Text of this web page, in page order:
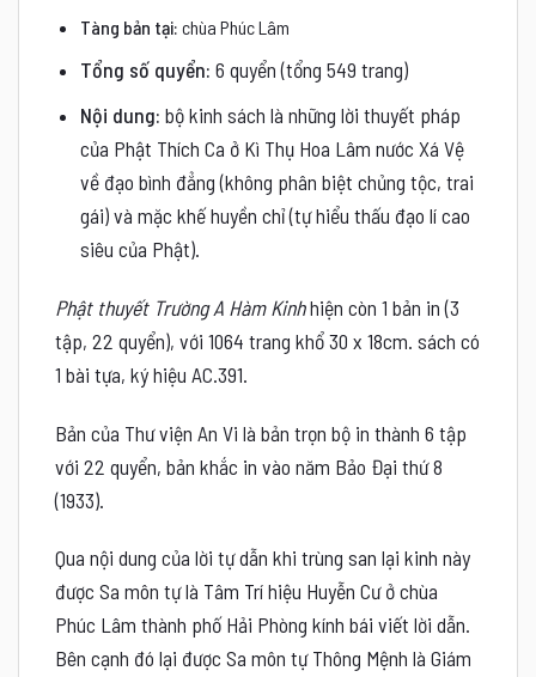
Tàng bản tại: chùa Phúc Lâm
Tổng số quyển: 6 quyển (tổng 549 trang)
Nội dung: bộ kinh sách là những lời thuyết pháp
của Phật Thích Ca ở Kì Thụ Hoa Lâm nước Xá Vệ
về đạo bình đẳng (không phân biệt chủng tộc, trai
gái) và mặc khế huyền chỉ (tự hiểu thấu đạo lí cao
siêu của Phật).
Phật thuyết Trường A Hàm Kinhhiện còn 1 bản in (3
tập, 22 quyển), với 1064 trang khổ 30 x 18cm. sách có
1 bài tựa, ký hiệu AC.391.
Bản của Thư viện An Vi là bản trọn bộ in thành 6 tập
với 22 quyển, bản khắc in vào năm Bảo Đại thứ 8
(1933).
Qua nội dung của lời tự dẫn khi trùng san lại kinh này
được Sa môn tự là Tâm Trí hiệu Huyễn Cư ở chùa
Phúc Lâm thành phố Hải Phòng kính bái viết lời dẫn.
Bên cạnh đó lại được Sa môn tự Thông Mệnh là Giám